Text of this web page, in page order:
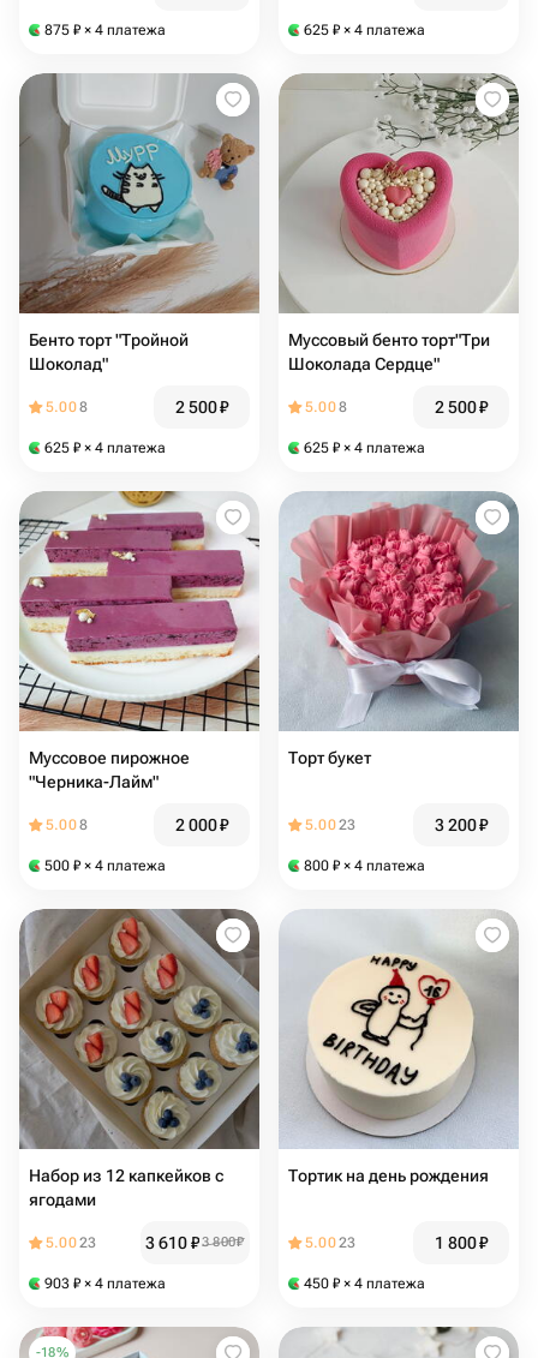
875 ₽ × 4 платежа 625 ₽ × 4 платежа
Бенто торт "Тройной
Шоколад"
5.008 2 500₽
625 ₽ × 4 платежа
Муссовый бенто торт"Три
Шоколада Сердце"
5.008 2 500₽
625 ₽ × 4 платежа
Муссовое пирожное
"Черника-Лайм"
5.008 2 000₽
500 ₽ × 4 платежа
Торт букет
5.0023 3 200₽
800 ₽ × 4 платежа
Набор из 12 капкейков с
ягодами
5.0023 3 610₽3 800₽
903 ₽ × 4 платежа
Тортик на день рождения
5.0023 1 800₽
450 ₽ × 4 платежа
-18%